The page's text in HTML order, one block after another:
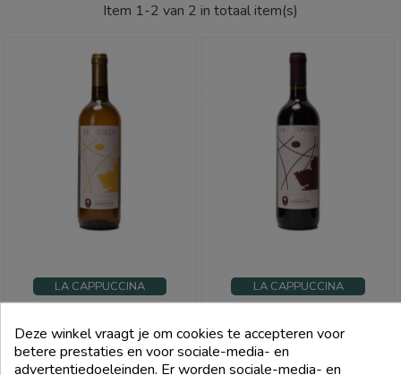
Item 1-2 van 2 in totaal item(s)
LA CAPPUCCINA
Prijs
€ 25,00
LA CAPPUCCINA
Prijs
€ 26,00
Deze winkel vraagt je om cookies te accepteren voor
betere prestaties en voor sociale-media- en
advertentiedoeleinden. Er worden sociale-media- en